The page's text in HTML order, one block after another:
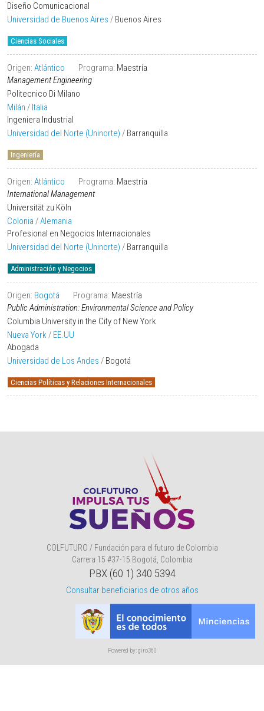
Diseño Comunicacional
Universidad de Buenos Aires / Buenos Aires
Ciencias Sociales
Origen: Atlántico Programa: Maestría
Management Engineering
Politecnico Di Milano
Milán / Italia
Ingeniera Industrial
Universidad del Norte (Uninorte) / Barranquilla
Ingeniería
Origen: Atlántico Programa: Maestría
International Management
Universität zu Köln
Colonia /Alemania
Profesional en Negocios Internacionales
Universidad del Norte (Uninorte) / Barranquilla
Administración y Negocios
Origen: Bogotá Programa: Maestría
Public Administration: Environmental Science and Policy
Columbia University in the City of New York
Nueva York / EE.UU
Abogada
Universidad de Los Andes / Bogotá
Ciencias Políticas y Relaciones Internacionales
COLFUTURO / Fundación para el futuro de Colombia
Carrera 15 #37-15 Bogotá, Colombia
PBX (60 1) 340 5394
Consultar beneficiarios de otros años
Powered by: giro360